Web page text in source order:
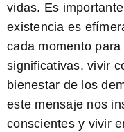
vidas. Es
existencia es
cada momento
significativas, vivir
bienestar de los
este mensaje nos
conscientes y vivir